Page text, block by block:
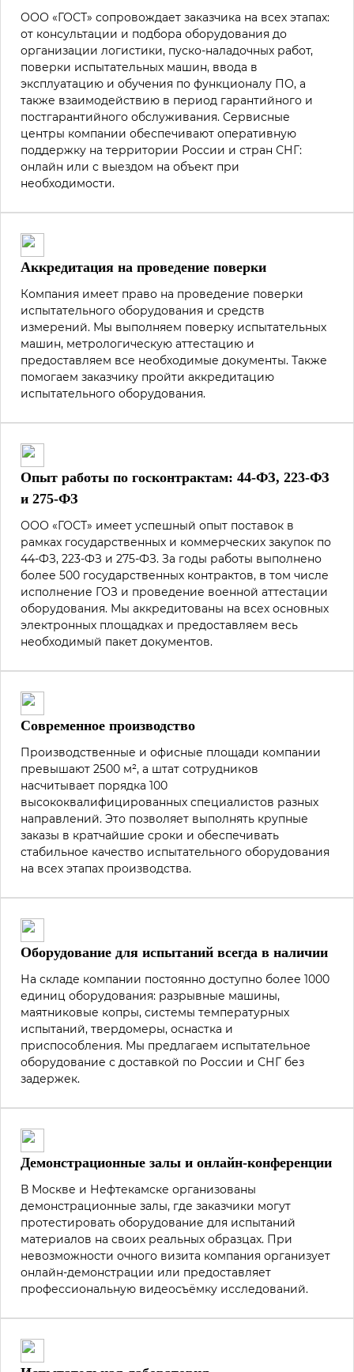
ООО «ГОСТ» сопровождает заказчика на всех этапах:
от консультации и подбора оборудования до
организации логистики, пуско-наладочных работ,
поверки испытательных машин, ввода в
эксплуатацию и обучения по функционалу ПО, а
также взаимодействию в период гарантийного и
постгарантийного обслуживания. Сервисные
центры компании обеспечивают оперативную
поддержку на территории России и стран СНГ:
онлайн или с выездом на объект при
необходимости.
Аккредитация на проведение поверки
Компания имеет право на проведение поверки
испытательного оборудования и средств
измерений. Мы выполняем поверку испытательных
машин, метрологическую аттестацию и
предоставляем все необходимые документы. Также
помогаем заказчику пройти аккредитацию
испытательного оборудования.
Опыт работы по госконтрактам: 44-ФЗ, 223-ФЗ
и 275-ФЗ
ООО «ГОСТ» имеет успешный опыт поставок в
рамках государственных и коммерческих закупок по
44-ФЗ, 223-ФЗ и 275-ФЗ. За годы работы выполнено
более 500 государственных контрактов, в том числе
исполнение ГОЗ и проведение военной аттестации
оборудования. Мы аккредитованы на всех основных
электронных площадках и предоставляем весь
необходимый пакет документов.
Современное производство
Производственные и офисные площади компании
превышают 2500 м², а штат сотрудников
насчитывает порядка 100
высококвалифицированных специалистов разных
направлений. Это позволяет выполнять крупные
заказы в кратчайшие сроки и обеспечивать
стабильное качество испытательного оборудования
на всех этапах производства.
Оборудование для испытаний всегда в наличии
На складе компании постоянно доступно более 1000
единиц оборудования: разрывные машины,
маятниковые копры, системы температурных
испытаний, твердомеры, оснастка и
приспособления. Мы предлагаем испытательное
оборудование с доставкой по России и СНГ без
задержек.
Демонстрационные залы и онлайн-конференции
В Москве и Нефтекамске организованы
демонстрационные залы, где заказчики могут
протестировать оборудование для испытаний
материалов на своих реальных образцах. При
невозможности очного визита компания организует
онлайн-демонстрации или предоставляет
профессиональную видеосъёмку исследований.